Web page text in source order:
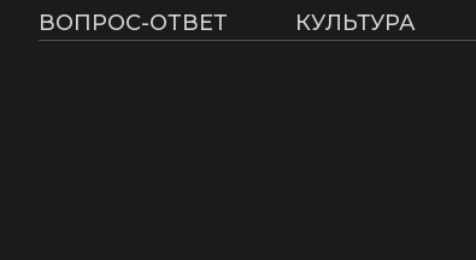
ВОПРОС-ОТВЕТ
КУЛЬТУРА